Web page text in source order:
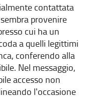
contattata
provenire
cui ha un
a quelli legittimi
conferendo alla
Nel messaggio,
accesso non
l'occasione